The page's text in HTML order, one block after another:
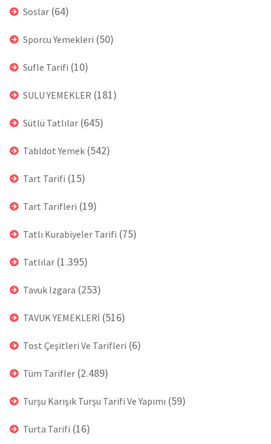
Soslar (64)
Sporcu Yemekleri (50)
Sufle Tarifi (10)
SULU YEMEKLER (181)
Sütlü Tatlılar (645)
Tabldot Yemek (542)
Tart Tarifi (15)
Tart Tarifleri (19)
Tatlı Kurabiyeler Tarifi (75)
Tatlılar (1.395)
Tavuk Izgara (253)
TAVUK YEMEKLERİ (516)
Tost Çeşitleri Ve Tarifleri (6)
Tüm Tarifler (2.489)
Turşu Karışık Turşu Tarifi Ve Yapımı (59)
Turta Tarifi (16)